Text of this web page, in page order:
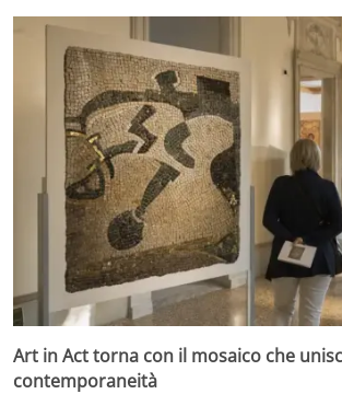
Art in Act torna con il mosaico che
contemporaneità